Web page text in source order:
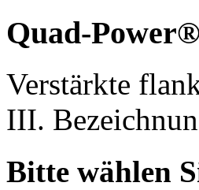
Quad-
Verstärkte
III.
Bitte wählen